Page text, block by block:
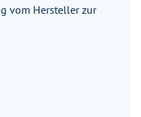
vom Hersteller zur